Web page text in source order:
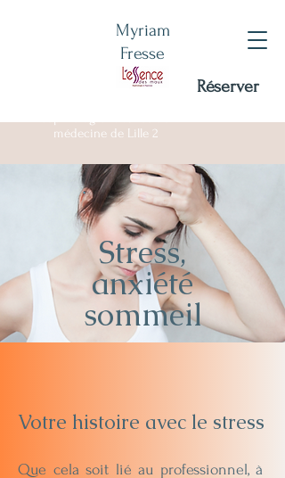
Myriam
Fresse
médecine de Lille 2
Réserver
Stress,
anxiété
sommeil
Votre histoire avec le stress
Que cela soit lié au professionnel, à